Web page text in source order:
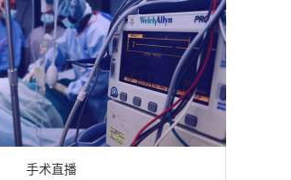
手术直播